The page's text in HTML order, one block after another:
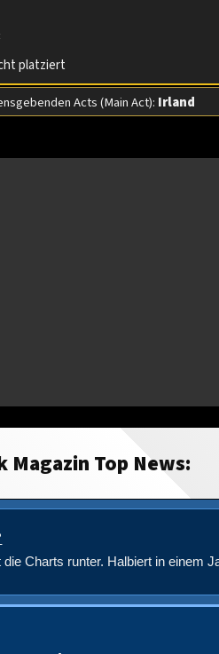
platziert
Acts (Main Act): Irland
Magazin Top News:
Charts runter. Halbiert in einem